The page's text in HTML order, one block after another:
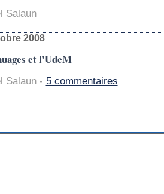
Salaun
2008
et l'UdeM
Salaun - 5 commentaires